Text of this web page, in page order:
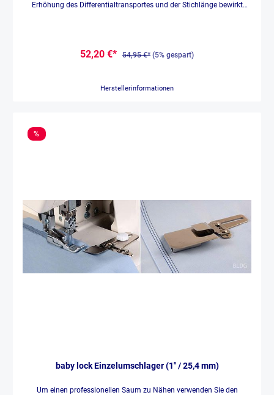
Erhöhung des Differentialtransportes und der Stichlänge bewirkt
52,20 €* 54,95 €* (5% gespart)
Herstellerinformationen
%
baby lock Einzelumschlager (1" / 25,4 mm)
Um einen professionellen Saum zu Nähen verwenden Sie den